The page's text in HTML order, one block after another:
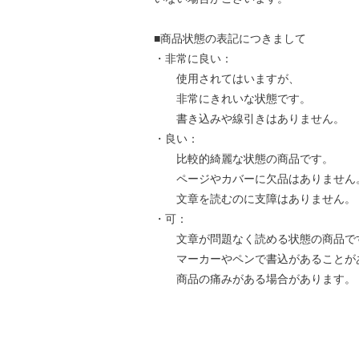
■商品状態の表記につきまして
・非常に良い：
使用されてはいますが、
非常にきれいな状態です。
書き込みや線引きはありません。
・良い：
比較的綺麗な状態の商品です。
ページやカバーに欠品はありません
文章を読むのに支障はありません。
・可：
文章が問題なく読める状態の商品で
マーカーやペンで書込があることが
商品の痛みがある場合があります。